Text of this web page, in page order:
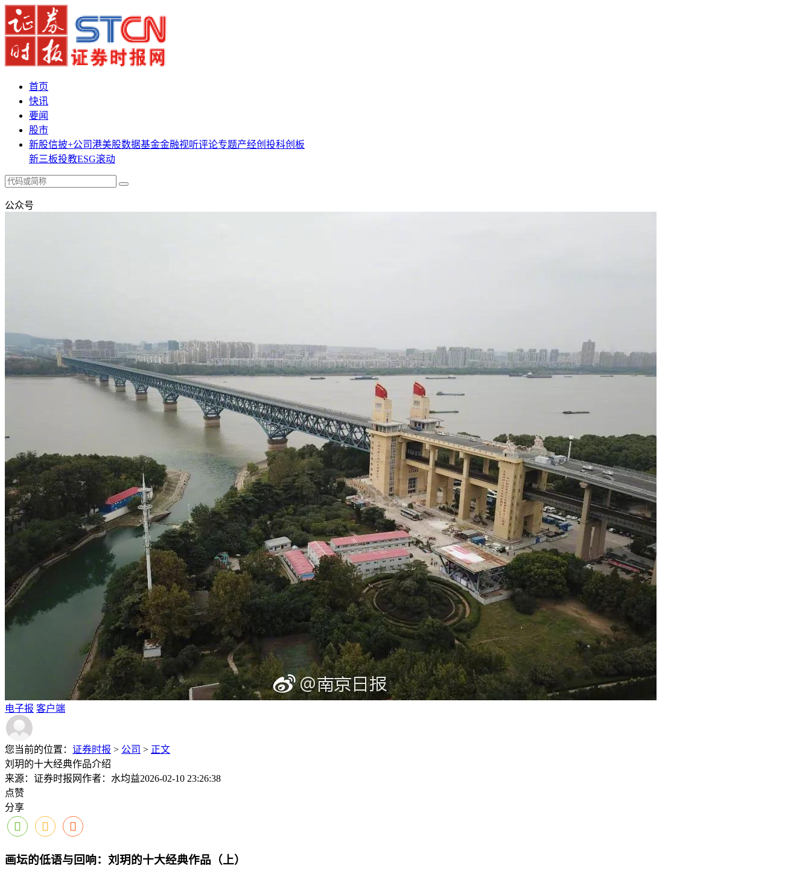
首页
快讯
要闻
股市
新股信披+公司港美股数据基金金融视听评论专题产经创投科创板
新三板投教ESG滚动
公众号
电子报 客户端
您当前的位置： 证券时报 > 公司 > 正文
刘玥的十大经典作品介绍
来源：证券时报网作者：水均益2026-02-10 23:26:38
点赞
分享
画坛的低语与回响：刘玥的十大经典作品（上）